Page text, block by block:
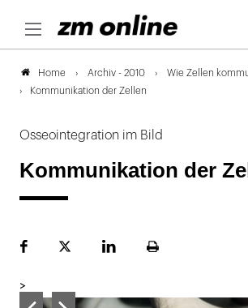
Home Archiv - 2010
Wie Zellen
Kommunikation der Zellen
Osseointegration im Bild
Kommunikation der
FacebookPlattformLinekdInSeite
>